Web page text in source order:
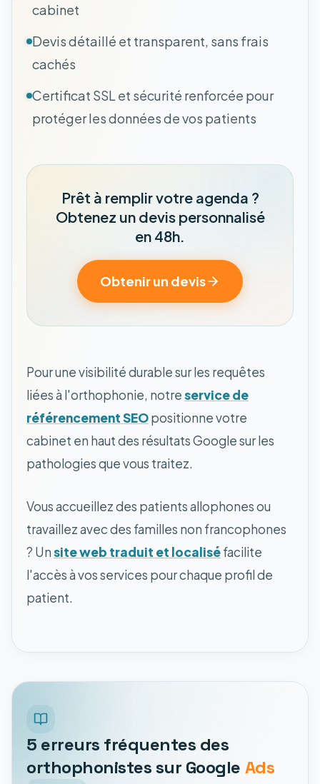
cabinet
Devis détaillé et transparent, sans frais
cachés
Certificat SSL et sécurité renforcée pour
protéger les données de vos patients
Prêt à remplir votre agenda ?
Obtenez un devis personnalisé
en 48h.
Obtenir un devis
Pour une visibilité durable sur les requêtes
liées à l'orthophonie, notreservice de
référencement SEOpositionne votre
cabinet en haut des résultats Google sur les
pathologies que vous traitez.
Vous accueillez des patients allophones ou
travaillez avec des familles non francophones
? Unsite web traduit et localiséfacilite
l'accès à vos services pour chaque profil de
patient.
5 erreurs fréquentes des
orthophonistes sur Google Ads